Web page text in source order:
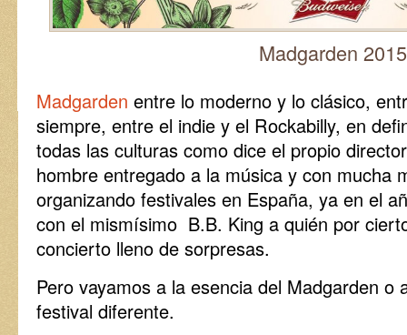
Madgarden 2015
Madgarden entre lo moderno y lo clásico,
siempre, entre el indie y el Rockabilly, en
todas las culturas como dice el propio
hombre entregado a la música y con mucha
organizando festivales en España, ya en el
con el mismísimo B.B. King a quién por
concierto lleno de sorpresas.
Pero vayamos a la esencia del Madgarden o
festival diferente.